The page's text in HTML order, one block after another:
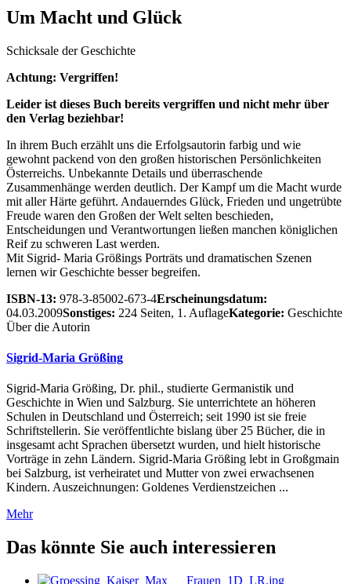
Um Macht und Glück
Schicksale der Geschichte
Achtung: Vergriffen!
Leider ist dieses Buch bereits vergriffen und nicht mehr über
den Verlag beziehbar!
In ihrem Buch erzählt uns die Erfolgsautorin farbig und wie
gewohnt packend von den großen historischen Persönlichkeiten
Österreichs. Unbekannte Details und überraschende
Zusammenhänge werden deutlich. Der Kampf um die Macht wurde
mit aller Härte geführt. Andauerndes Glück, Frieden und ungetrübte
Freude waren den Großen der Welt selten beschieden,
Entscheidungen und Verantwortungen ließen manchen königlichen
Reif zu schweren Last werden.
Mit Sigrid- Maria Größings Porträts und dramatischen Szenen
lernen wir Geschichte besser begreifen.
ISBN-13: 978-3-85002-673-4Erscheinungsdatum:
04.03.2009Sonstiges: 224 Seiten, 1. AuflageKategorie: Geschichte
Über die Autorin
Sigrid-Maria Größing
Sigrid-Maria Größing, Dr. phil., studierte Germanistik und
Geschichte in Wien und Salzburg. Sie unterrichtete an höheren
Schulen in Deutschland und Österreich; seit 1990 ist sie freie
Schriftstellerin. Sie veröffentlichte bislang über 25 Bücher, die in
insgesamt acht Sprachen übersetzt wurden, und hielt historische
Vorträge in zehn Ländern. Sigrid-Maria Größing lebt in Großgmain
bei Salzburg, ist verheiratet und Mutter von zwei erwachsenen
Kindern. Auszeichnungen: Goldenes Verdienstzeichen ...
Mehr
Das könnte Sie auch interessieren